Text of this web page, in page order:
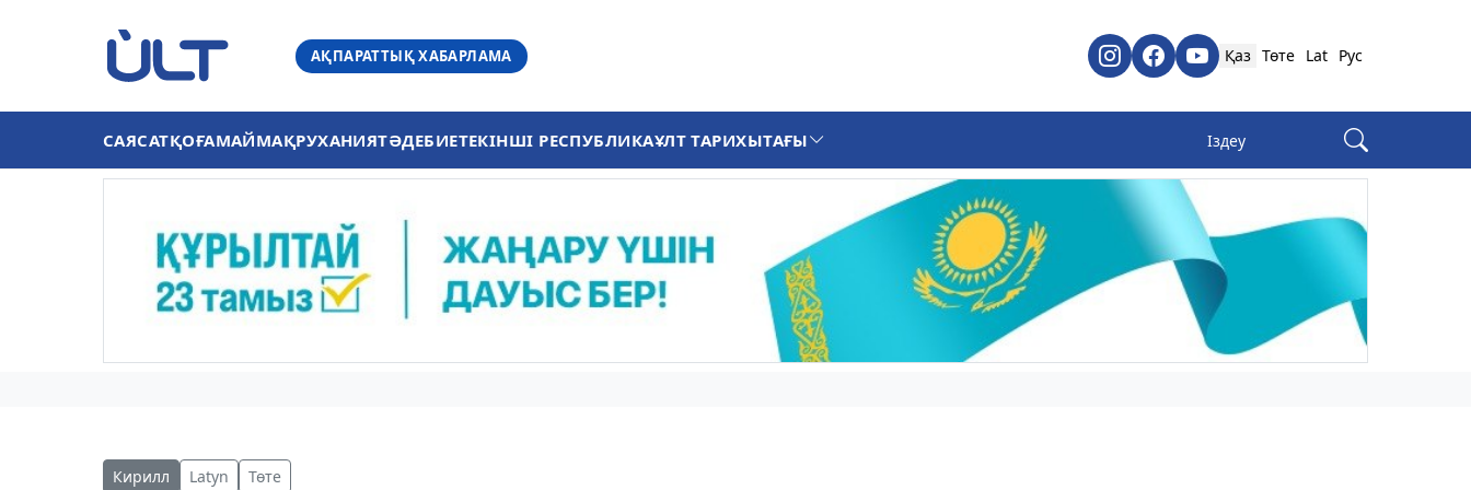
АҚПАРАТТЫҚ ХАБАРЛАМА Қаз Төте Lat Рус
САЯСАТҚОҒАМАЙМАҚРУХАНИЯТӘДЕБИЕТЕКІНШІ РЕСПУБЛИКАҰЛТ ТАРИХЫТАҒЫ
Кирилл Latyn Төте